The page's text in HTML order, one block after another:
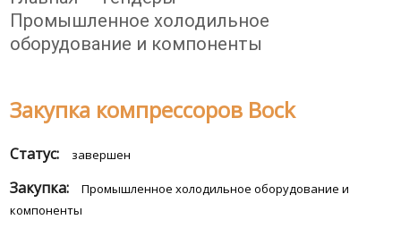
Промышленное холодильное
оборудование и компоненты
Закупка компрессоров Bock
Статус: завершен
Закупка:
Промышленное холодильное оборудование и
компоненты